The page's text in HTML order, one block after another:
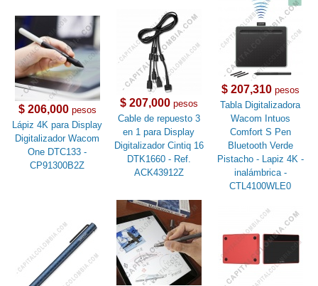
$ 206,000pesos
Lápiz 4K para Display
Digitalizador Wacom
One DTC133 -
CP91300B2Z
$ 207,000pesos
Cable de repuesto 3
en 1 para Display
Digitalizador Cintiq 16
DTK1660 - Ref.
ACK43912Z
$ 207,310pesos
Tabla Digitalizadora
Wacom Intuos
Comfort S Pen
Bluetooth Verde
Pistacho - Lapiz 4K -
inalámbrica -
CTL4100WLE0